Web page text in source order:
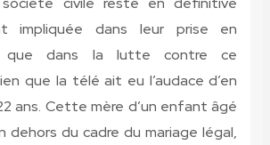
impliquée dans leur prise en
que dans la lutte contre ce
que la télé ait eu l’audace d’en
ans. Cette mère d’un enfant âgé
dehors du cadre du mariage légal,